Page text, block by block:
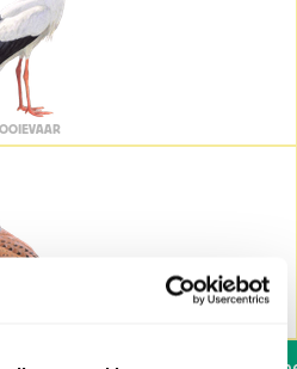
OOIEVAAR